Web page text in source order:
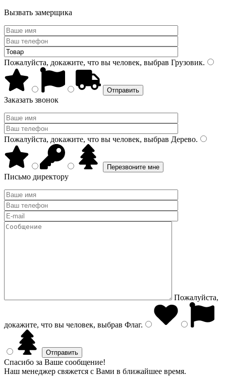
Вызвать замерщика
Пожалуйста, докажите, что вы человек, выбрав Грузовик.
Заказать звонок
Пожалуйста, докажите, что вы человек, выбрав Дерево.
Письмо директору
Пожалуйста,
докажите, что вы человек, выбрав Флаг.
Спасибо за Ваше сообщение!
Наш менеджер свяжется с Вами в ближайшее время.